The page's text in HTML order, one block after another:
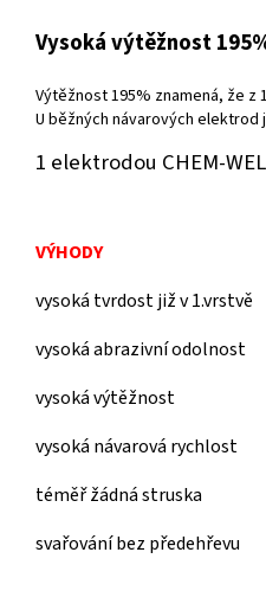
Vysoká výtěžnost
Výtěžnost 195% znamená, že
U běžných návarových
1 elektrodou CHEM-
VÝHODY
vysoká tvrdost již v 1.vrstvě
vysoká abrazivní odolnost
vysoká výtěžnost
vysoká návarová rychlost
téměř žádná struska
svařování bez předehřevu